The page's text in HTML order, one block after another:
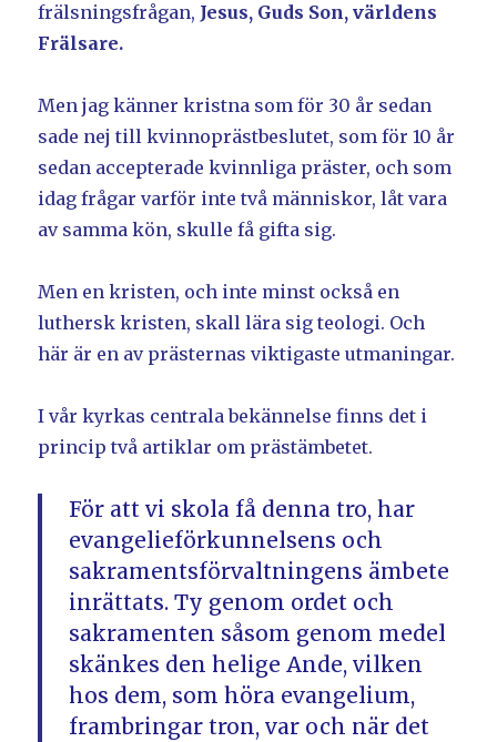
frälsningsfrågan, Jesus, Guds Son, världens
Frälsare.
Men jag känner kristna som för 30 år sedan
sade nej till kvinnoprästbeslutet, som för 10 år
sedan accepterade kvinnliga präster, och som
idag frågar varför inte två människor, låt vara
av samma kön, skulle få gifta sig.
Men en kristen, och inte minst också en
luthersk kristen, skall lära sig teologi. Och
här är en av prästernas viktigaste utmaningar.
I vår kyrkas centrala bekännelse finns det i
princip två artiklar om prästämbetet.
För att vi skola få denna tro, har
evangelieförkunnelsens och
sakramentsförvaltningens ämbete
inrättats. Ty genom ordet och
sakramenten såsom genom medel
skänkes den helige Ande, vilken
hos dem, som höra evangelium,
frambringar tron, var och när det